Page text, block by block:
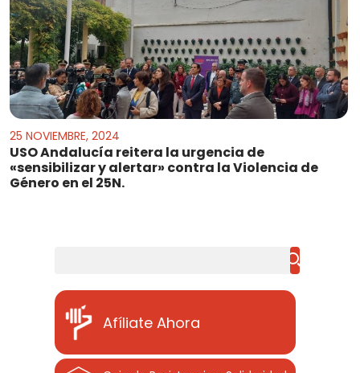
25 NOVIEMBRE, 2024
USO Andalucía reitera la urgencia de
«sensibilizar y alertar» contra la Violencia de
Género en el 25N.
Afíliate Ahora